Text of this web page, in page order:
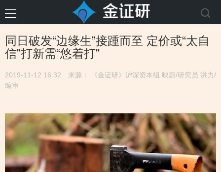
同日破发“边缘生”接踵而至 定价或“太自
信”打新需“悠着打”
2019-11-12 16:32
来源： 《金证研》沪深资本组 映蔚/研究员 洪力/
编审